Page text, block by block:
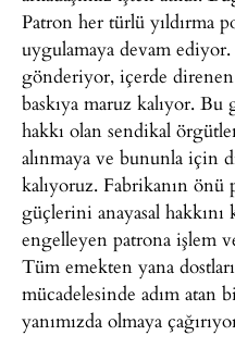
Patron her türlü yıldırma
uygulamaya devam
gönderiyor, içerde direnen
baskıya maruz kalıyor.
hakkı olan sendikal
alınmaya ve bununla için
kalıyoruz. Fabrikanın önü
güçlerini anayasal
engelleyen patrona işlem
Tüm emekten yana
mücadelesinde adım atan
yanımızda olmaya